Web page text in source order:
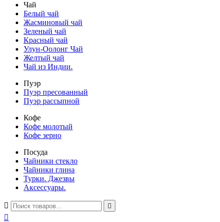
Чай
Белый чай
Жасминовый чай
Зеленый чай
Красный чай
Улун-Оолонг Чай
Желтый чай
Чай из Индии.
Пуэр
Пуэр пресованный
Пуэр рассыпной
Кофе
Кофе молотый
Кофе зерно
Посуда
Чайники стекло
Чайники глина
Турки. Джезвы
Аксессуары.
 
